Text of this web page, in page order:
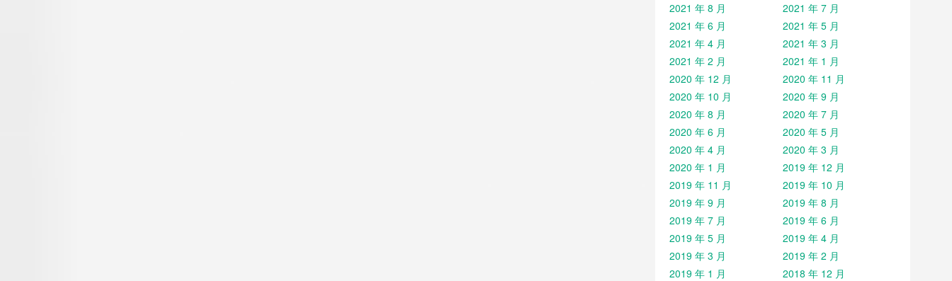
2021 年 8 月
2021 年 7 月
2021 年 6 月
2021 年 5 月
2021 年 4 月
2021 年 3 月
2021 年 2 月
2021 年 1 月
2020 年 12 月
2020 年 11 月
2020 年 10 月
2020 年 9 月
2020 年 8 月
2020 年 7 月
2020 年 6 月
2020 年 5 月
2020 年 4 月
2020 年 3 月
2020 年 1 月
2019 年 12 月
2019 年 11 月
2019 年 10 月
2019 年 9 月
2019 年 8 月
2019 年 7 月
2019 年 6 月
2019 年 5 月
2019 年 4 月
2019 年 3 月
2019 年 2 月
2019 年 1 月
2018 年 12 月